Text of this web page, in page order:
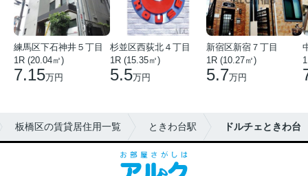
練馬区下石神井５丁目
1R (20.04㎡)
7.15万円
杉並区西荻北４丁目
1R (15.35㎡)
5.5万円
新宿区新宿７丁目
1R (10.27㎡)
5.7万円
板橋区の賃貸居住用一覧 ときわ台駅 ドルチェときわ台